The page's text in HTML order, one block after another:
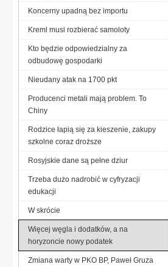
Koncerny upadną bez importu
Kreml musi rozbierać samoloty
Kto będzie odpowiedzialny za
odbudowę gospodarki
Nieudany atak na 1700 pkt
Producenci metali mają problem. To
Chiny
Rodzice łapią się za kieszenie, zakupy
szkolne coraz droższe
Rosyjskie dane są pełne dziur
Trzeba dużo nadrobić w cyfryzacji
edukacji
W skrócie
Więcej węgla i dodatków, a na
horyzoncie nowy podatek
Zmiana warty w PKO BP, Paweł Gruza